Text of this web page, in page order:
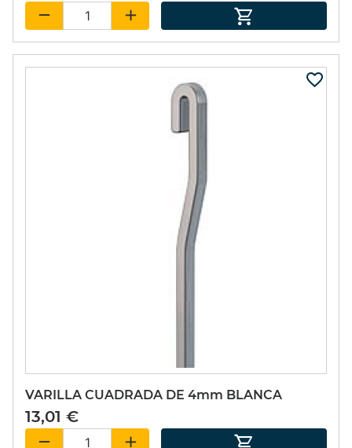
VARILLA CUADRADA DE 4mm BLANCA
13,01 €